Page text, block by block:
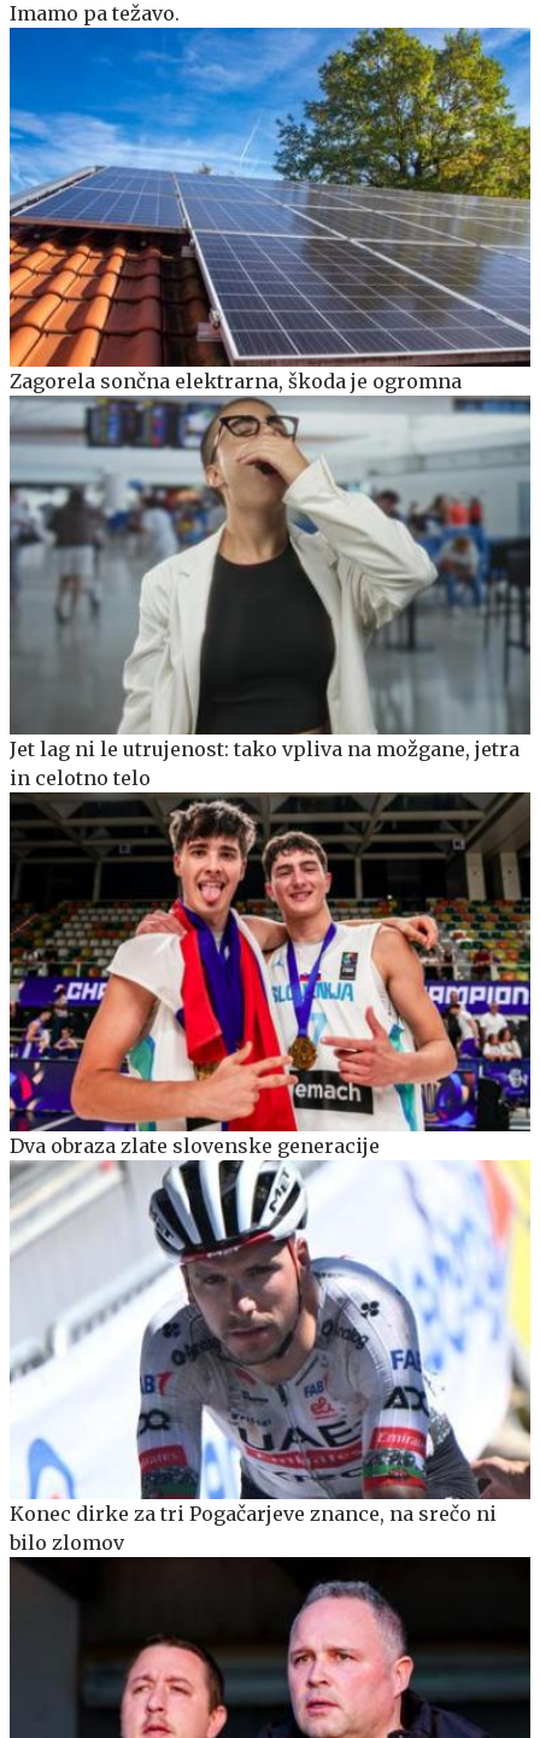
Imamo pa težavo.
Zagorela sončna elektrarna, škoda je ogromna
Jet lag ni le utrujenost: tako vpliva na možgane, jetra
in celotno telo
Dva obraza zlate slovenske generacije
Konec dirke za tri Pogačarjeve znance, na srečo ni
bilo zlomov